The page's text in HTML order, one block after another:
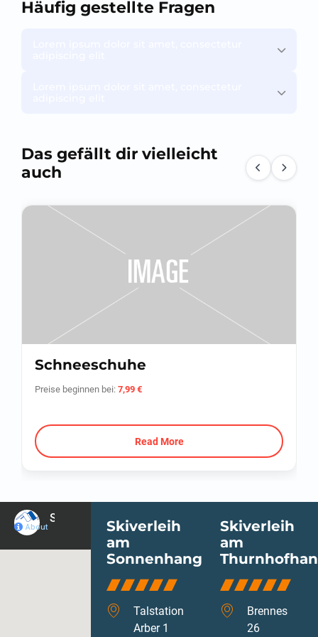
Häufig gestellte Fragen
Das gefällt dir vielleicht
auch
Schneeschuhe
Preise beginnen bei: 7,99 €
Skiverleih
am
Sonnenhang
Talstation
Arber 1
Skiverleih
am
Brennes
26